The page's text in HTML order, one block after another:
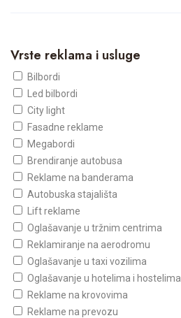
Vrste reklama i usluge
Bilbordi
Led bilbordi
City light
Fasadne reklame
Megabordi
Brendiranje autobusa
Reklame na banderama
Autobuska stajališta
Lift reklame
Oglašavanje u tržnim centrima
Reklamiranje na aerodromu
Oglašavanje u taxi vozilima
Oglašavanje u hotelima i hostelima
Reklame na krovovima
Reklame na prevozu